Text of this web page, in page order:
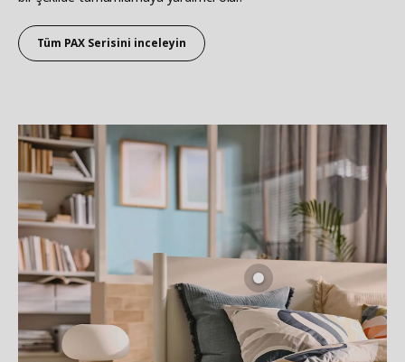
Tüm PAX Serisini inceleyin